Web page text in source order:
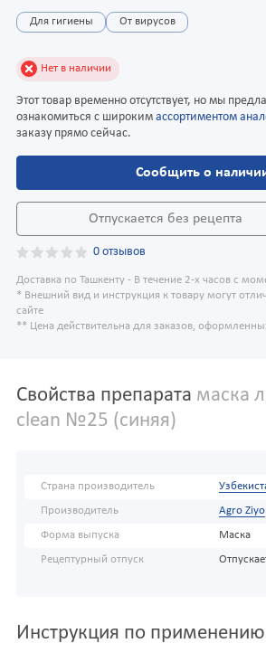
Для гигиены От вирусов
Нет в наличии
Этот товар временно отсутствует, но мы
ознакомиться с широким ассортиментом
заказу прямо сейчас.
Сообщить о
Отпускается без рецепта
0 отзывов
Доставка по Ташкенту - В течение 2-х часов с
* Внешний вид и инструкция к товару могут
сайте
** Цена действительна для заказов,
Свойства препарата маска
clean №25 (синяя)
Страна производитель
Производитель Agro Ziyo
Форма выпуска Маска
Рецептурный отпуск
Инструкция по применению